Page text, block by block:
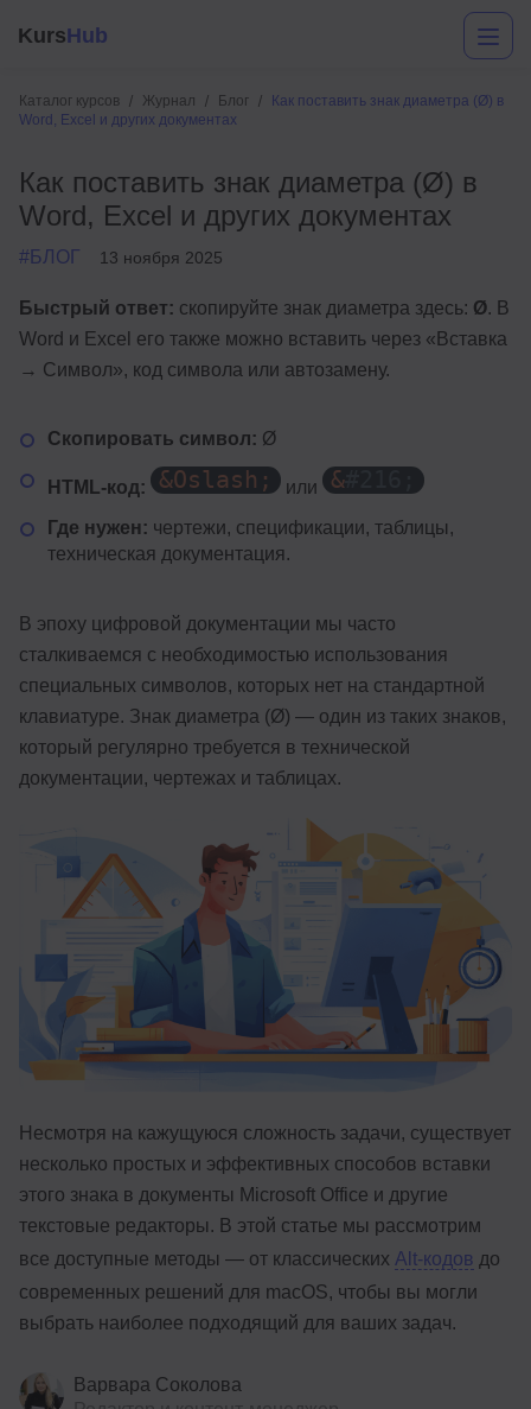
KursHub
Каталог курсов Журнал Блог
Как поставить знак диаметра (Ø) в
Word, Excel и других документах
Как поставить знак диаметра (Ø) в
Word, Excel и других документах
#БЛОГ 13 ноября 2025
Быстрый ответ: скопируйте знак диаметра здесь: Ø. В
Word и Excel его также можно вставить через «Вставка
→ Символ», код символа или автозамену.
Скопировать символ: Ø
HTML-код: &Oslash; или &
Где нужен: чертежи, спецификации, таблицы,
техническая документация.
В эпоху цифровой документации мы часто
сталкиваемся с необходимостью использования
специальных символов, которых нет на стандартной
клавиатуре. Знак диаметра (Ø) — один из таких знаков,
который регулярно требуется в технической
документации, чертежах и таблицах.
Несмотря на кажущуюся сложность задачи, существует
несколько простых и эффективных способов вставки
этого знака в документы Microsoft Office и другие
текстовые редакторы. В этой статье мы рассмотрим
все доступные методы — от классических Alt-кодов до
современных решений для macOS, чтобы вы могли
выбрать наиболее подходящий для ваших задач.
Варвара Соколова
Разработка
Маркетинг
Аналитика
Менеджмент
Иностранные языки
Soft Skills
ДПО
Акции и промокоды